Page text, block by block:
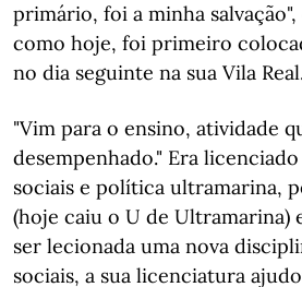
primário, foi a minha
como hoje, foi primeiro
no dia seguinte na sua Vila
"Vim para o ensino, atividade
desempenhado." Era
sociais e política ultramarina,
(hoje caiu o U de Ultramarina)
ser lecionada uma nova
sociais, a sua licenciatura